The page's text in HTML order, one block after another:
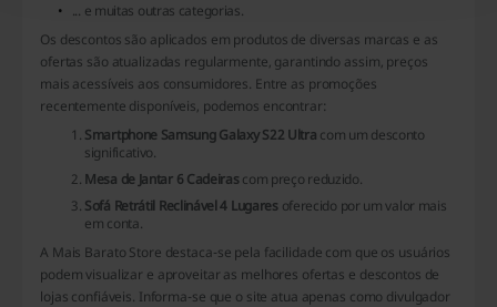
... e muitas outras categorias.
Os descontos são aplicados em produtos de diversas marcas e as
ofertas são atualizadas regularmente, garantindo assim, preços
mais acessíveis aos consumidores. Entre as promoções
recentemente disponíveis, podemos encontrar:
Smartphone Samsung Galaxy S22 Ultra com um desconto
significativo.
Mesa de Jantar 6 Cadeiras com preço reduzido.
Sofá Retrátil Reclinável 4 Lugares oferecido por um valor mais
em conta.
A Mais Barato Store destaca-se pela facilidade com que os usuários
podem visualizar e aproveitar as melhores ofertas e descontos de
lojas confiáveis. Informa-se que o site atua apenas como divulgador